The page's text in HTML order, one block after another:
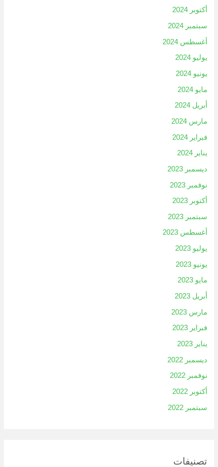
أكتوبر 2024
سبتمبر 2024
أغسطس 2024
يوليو 2024
يونيو 2024
مايو 2024
أبريل 2024
مارس 2024
فبراير 2024
يناير 2024
ديسمبر 2023
نوفمبر 2023
أكتوبر 2023
سبتمبر 2023
أغسطس 2023
يوليو 2023
يونيو 2023
مايو 2023
أبريل 2023
مارس 2023
فبراير 2023
يناير 2023
ديسمبر 2022
نوفمبر 2022
أكتوبر 2022
سبتمبر 2022
تصنيفات